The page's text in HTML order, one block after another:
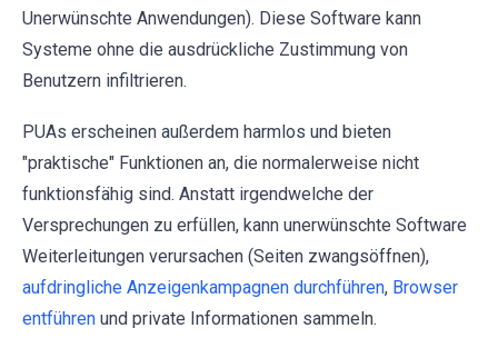
Unerwünschte Anwendungen). Diese Software kann
Systeme ohne die ausdrückliche Zustimmung von
Benutzern infiltrieren.
PUAs erscheinen außerdem harmlos und bieten
"praktische" Funktionen an, die normalerweise nicht
funktionsfähig sind. Anstatt irgendwelche der
Versprechungen zu erfüllen, kann unerwünschte Software
Weiterleitungen verursachen (Seiten zwangsöffnen),
aufdringliche Anzeigenkampagnen durchführen, Browser
entführen und private Informationen sammeln.